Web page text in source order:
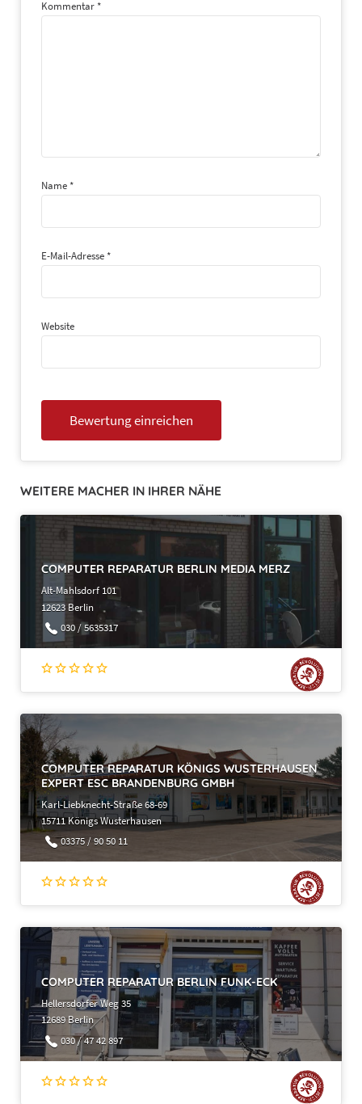
Kommentar *
Name *
E-Mail-Adresse *
Website
WEITERE MACHER IN IHRER NÄHE
COMPUTER REPARATUR BERLIN MEDIA MERZ
Alt-Mahlsdorf 101
12623 Berlin
030 / 5635317
COMPUTER REPARATUR KÖNIGS WUSTERHAUSEN
EXPERT ESC BRANDENBURG GMBH
Karl-Liebknecht-Straße 68-69
15711 Königs Wusterhausen
03375 / 90 50 11
COMPUTER REPARATUR BERLIN FUNK-ECK
Hellersdorfer Weg 35
12689 Berlin
030 / 47 42 897